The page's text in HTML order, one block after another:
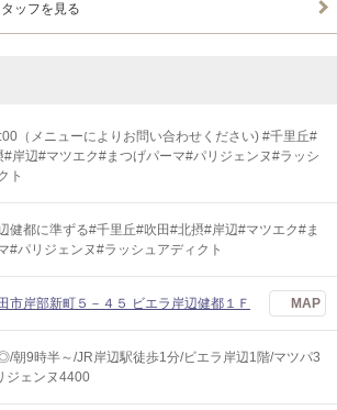
ッフを見る
（メニューによりお問い合わせください) #千里丘#
#岸辺#マツエク#まつげパーマ#パリジェンヌ#ラッシ
ト
健都に準ずる#千里丘#吹田#北摂#岸辺#マツエク#ま
#パリジェンヌ#ラッシュアディクト
市岸部新町５－４５ ビエラ岸辺健都１Ｆ MAP
朝9時半～/JR岸辺駅徒歩1分/ビエラ岸辺1階/マツパ3
ジェンヌ4400